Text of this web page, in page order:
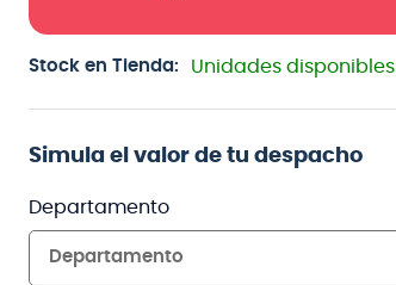
Stock en Tienda: Unidades disponibles
Simula el valor de tu despacho
Departamento
Departamento